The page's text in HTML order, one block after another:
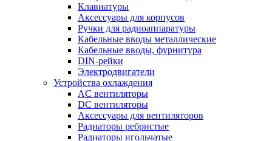
Клавиатуры
Аксессуары для корпусов
Ручки для радиоаппаратуры
Кабельные вводы металлические
Кабельные вводы, фурнитура
DIN-рейки
Электродвигатели
Устройства охлаждения
AC вентиляторы
DC вентиляторы
Аксессуары для вентиляторов
Радиаторы ребристые
Радиаторы игольчатые